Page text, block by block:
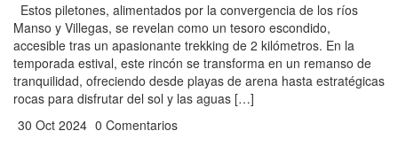
Estos piletones, alimentados por la convergencia de los ríos
Manso y Villegas, se revelan como un tesoro escondido,
accesible tras un apasionante trekking de 2 kilómetros. En la
temporada estival, este rincón se transforma en un remanso de
tranquilidad, ofreciendo desde playas de arena hasta estratégicas
rocas para disfrutar del sol y las aguas […]
30 Oct 2024 0 Comentarios